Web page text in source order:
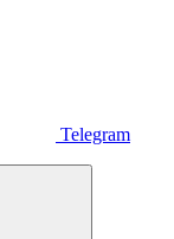
Telegram